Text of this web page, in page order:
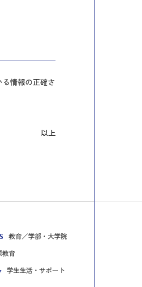
情報の正確さ
以上
教育／学部・大学院
教育
学生生活・サポート